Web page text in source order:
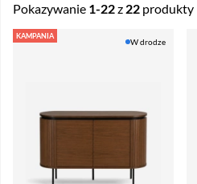
Pokazywanie 1-22z 22 produkty
Produkty
KAMPANIA
W drodze